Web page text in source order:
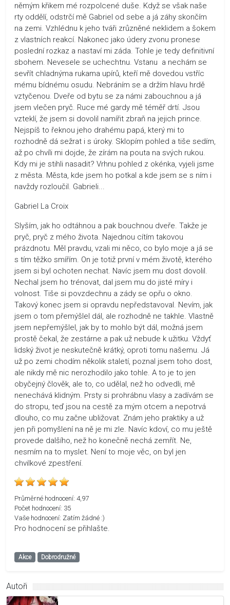
němým křikem mé rozpolcené duše. Když se však naše
rty oddělí, odstrčí mě Gabriel od sebe a já záhy skončím
na zemi. Vzhlédnu k jeho tváři zrůzněné neklidem a šokem
z vlastních reakcí. Nakonec jako údery zvonu pronese
poslední rozkaz a nastaví mi záda. Tohle je tedy definitivní
sbohem. Nevesele se uchechtnu. Vstanu a nechám se
sevřít chladnýma rukama upírů, kteří mě dovedou vstříc
mému bídnému osudu. Nebráním se a držím hlavu hrdě
vztyčenou. Dveře od bytu se za námi zabouchnou a já
jsem vlečen pryč. Ruce mé gardy mě téměř drtí. Jsou
vzteklí, že jsem si dovolil namířit zbraň na jejich prince.
Nejspíš to řeknou jeho drahému papá, který mi to
rozhodně dá sežrat i s úroky. Sklopím pohled a tiše sedím,
až po chvíli mi dojde, že zírám na pouta na svých rukou.
Kdy mi je stihli nasadit? Vrhnu pohled z okénka, vyjeli jsme
z města. Města, kde jsem ho potkal a kde jsem se s ním i
navždy rozloučil. Gabrieli...
Gabriel La Croix
Slyším, jak ho odtáhnou a pak bouchnou dveře. Takže je
pryč, pryč z mého života. Najednou cítím takovou
prázdnotu. Měl pravdu, vzali mi něco, co bylo moje a já se
s tím těžko smířím. On je totiž první v mém životě, kterého
jsem si byl ochoten nechat. Navíc jsem mu dost dovolil.
Nechal jsem ho trénovat, dal jsem mu do jisté míry i
volnost. Tiše si povzdechnu a zády se opřu o okno.
Takový konec jsem si opravdu nepředstavoval. Nevím, jak
jsem o tom přemýšlel dál, ale rozhodně ne takhle. Vlastně
jsem nepřemýšlel, jak by to mohlo být dál, možná jsem
prostě čekal, že zestárne a pak už nebude k užitku. Vždyť
lidský život je neskutečně krátký, oproti tomu našemu. Já
už po zemi chodím několik staletí, poznal jsem toho dost,
ale nikdy mě nic nerozhodilo jako tohle. A to je to jen
obyčejný člověk, ale to, co udělal, než ho odvedli, mě
nenechává klidným. Prsty si prohrábnu vlasy a zadívám se
do stropu, teď jsou na cestě za mým otcem a nepotrvá
dlouho, co mu začne ubližovat. Znám jeho praktiky a už
jen při pomyšlení na ně je mi zle. Navíc kdoví, co mu ještě
provede dalšího, než ho konečně nechá zemřít. Ne,
nesmím na to myslet. Není to moje věc, on byl jen
chvilkové zpestření.
Průměrné hodnocení: 4,97
Počet hodnocení: 35
Vaše hodnocení: Zatím žádné :)
Pro hodnocení se přihlašte.
Akce Dobrodružné
Autoři